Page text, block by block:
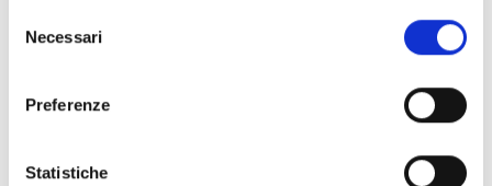
delNecessari
Preferenze
Statistiche
Accesorios para detectores Enea - Materiales (35)
Accesorios Senseware
Accesorios de la serie Industrial (17)